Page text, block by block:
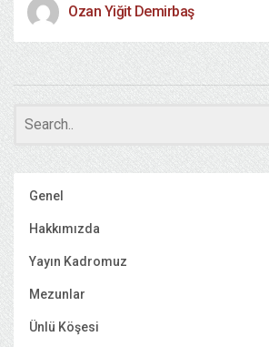
Ozan Yiğit Demirbaş
Genel
Hakkımızda
Yayın Kadromuz
Mezunlar
Ünlü Köşesi